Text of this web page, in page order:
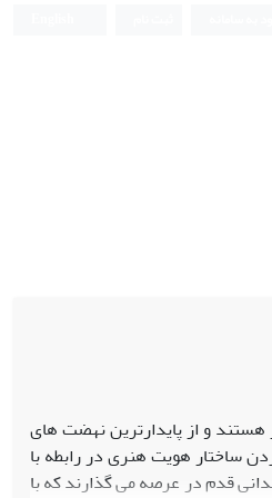
و از پایدارترین نهضت های
ساختار هویت هنری در رابطه با
قدم در عرصه می گذارند که با